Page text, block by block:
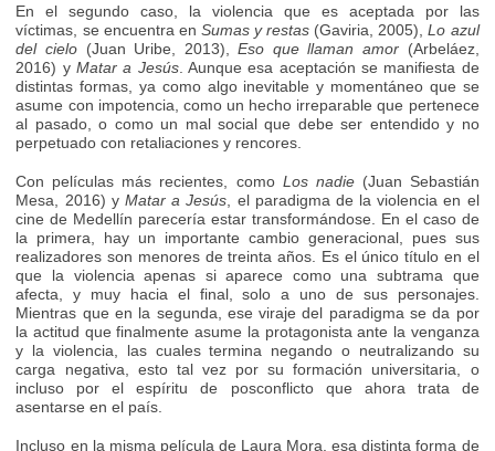
En el segundo caso, la violencia que es aceptada por las
víctimas, se encuentra en Sumas y restas (Gaviria, 2005),Lo azul
del cielo (Juan Uribe, 2013),Eso que llaman amor(Arbeláez,
2016) yMatar a Jesús. Aunque esa aceptación se manifiesta de
distintas formas, ya como algo inevitable y momentáneo que se
asume con impotencia, como un hecho irreparable que pertenece
al pasado, o como un mal social que debe ser entendido y no
perpetuado con retaliaciones y rencores.
Con películas más recientes, como Los nadie(Juan Sebastián
Mesa, 2016) y Matar a Jesús , el paradigma de la violencia en el
cine de Medellín parecería estar transformándose. En el caso de
la primera, hay un importante cambio generacional, pues sus
realizadores son menores de treinta años. Es el único título en el
que la violencia apenas si aparece como una subtrama que
afecta, y muy hacia el final, solo a uno de sus personajes.
Mientras que en la segunda, ese viraje del paradigma se da por
la actitud que finalmente asume la protagonista ante la venganza
y la violencia, las cuales termina negando o neutralizando su
carga negativa, esto tal vez por su formación universitaria, o
incluso por el espíritu de posconflicto que ahora trata de
asentarse en el país.
Incluso en la misma película de Laura Mora, esa distinta forma de